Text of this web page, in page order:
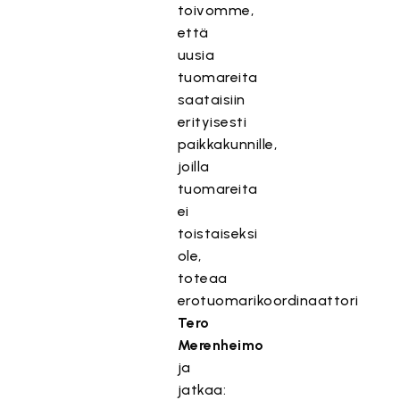
toivomme,
että
uusia
tuomareita
saataisiin
erityisesti
paikkakunnille,
joilla
tuomareita
ei
toistaiseksi
ole,
toteaa
erotuomarikoordinaattori
Tero
Merenheimo
ja
jatkaa: